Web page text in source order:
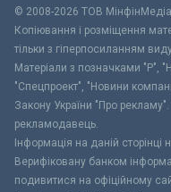
© 2008-2026 ТОВ
Копіювання і розміщення
тільки з гіперпосиланням
Матеріали з позначками "Р",
"Спецпроект", "Новини
Закону України "Про
рекламодавець.
Інформація на даній
Верифіковану банком
подивитися на офіційному